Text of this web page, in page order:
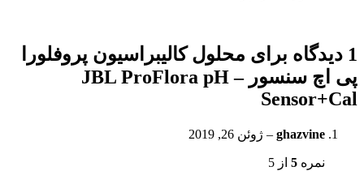
1 دیدگاه برای
محلول کالیبراسیون پروفلورا
پی اچ سنسور – JBL ProFlora pH
Sensor+Cal
ghazvine
– ژوئن 26, 2019
نمره 5 از 5